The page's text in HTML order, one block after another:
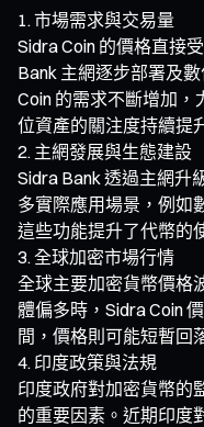
市場需求與交易量
Sidra Coin 的價格直接
Bank 主網逐步部署及
Coin 的需求不斷增加，
位資產的關注度持續提
主網發展與生態建設
Sidra Bank 透過主網升
多實際應用場景，例如
這些功能提升了代幣的
全球加密市場行情
全球主要加密貨幣價格
體偏多時，Sidra Coin
間，價格則可能短暫回
印度政策與法規
印度政府對加密貨幣的
的重要因素。近期印度